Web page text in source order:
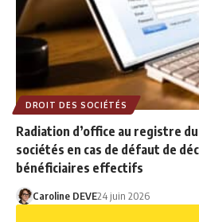
DROIT DES SOCIÉTÉS
Radiation d’office au registre
sociétés en cas de défaut de
bénéficiaires effectifs
Caroline DEVE24 juin 2026